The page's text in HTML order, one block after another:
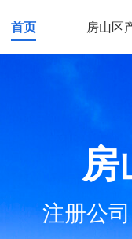
首页 房山区
房
注册公